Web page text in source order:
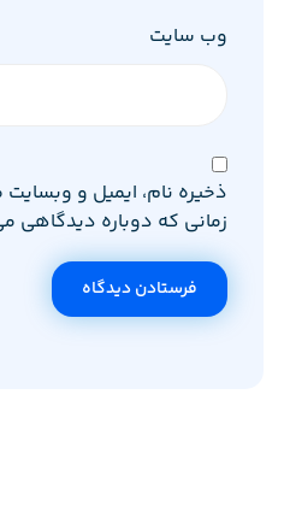
وب‌ سایت
ذخیره نام، ایمیل و وبسایت
زمانی که دوباره دیدگاهی
فرستادن دیدگاه